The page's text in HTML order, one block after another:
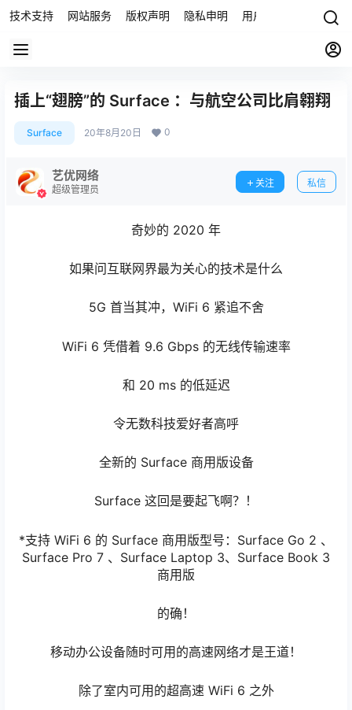
技术支持 网站服务 版权声明 隐私申明 用户协议 联系我们
插上“翅膀”的 Surface ：与航空公司比肩翱翔
Surface 20年8月20日 0
艺优网络
超级管理员
关注 私信
奇妙的 2020 年
如果问互联网界最为关心的技术是什么
5G 首当其冲，WiFi 6 紧追不舍
WiFi 6 凭借着 9.6 Gbps 的无线传输速率
和 20 ms 的低延迟
令无数科技爱好者高呼
全新的 Surface 商用版设备
Surface 这回是要起飞啊？！
*支持 WiFi 6 的 Surface 商用版型号：Surface Go 2 、
Surface Pro 7 、Surface Laptop 3、Surface Book 3
商用版
的确！
移动办公设备随时可用的高速网络才是王道！
除了室内可用的超高速 WiFi 6 之外